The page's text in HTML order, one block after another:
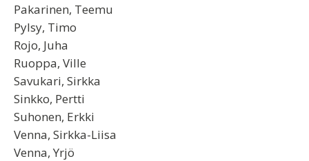
Pakarinen, Teemu
Pylsy, Timo
Rojo, Juha
Ruoppa, Ville
Savukari, Sirkka
Sinkko, Pertti
Suhonen, Erkki
Venna, Sirkka-Liisa
Venna, Yrjö